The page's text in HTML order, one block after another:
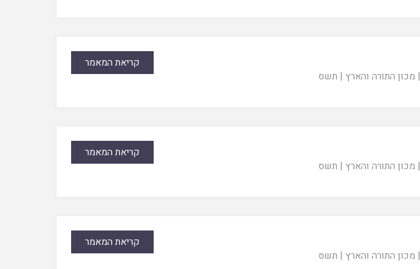
| מכון התורה והארץ | תשס
קריאת המאמר
| מכון התורה והארץ | תשס
קריאת המאמר
| מכון התורה והארץ | תשס
קריאת המאמר